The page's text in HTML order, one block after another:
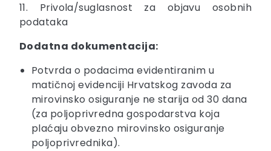
11. Privola/suglasnost za objavu osobnih
podataka
Dodatna dokumentacija:
Potvrda o podacima evidentiranim u
matičnoj evidenciji Hrvatskog zavoda za
mirovinsko osiguranje ne starija od 30 dana
(za poljoprivredna gospodarstva koja
plaćaju obvezno mirovinsko osiguranje
poljoprivrednika).